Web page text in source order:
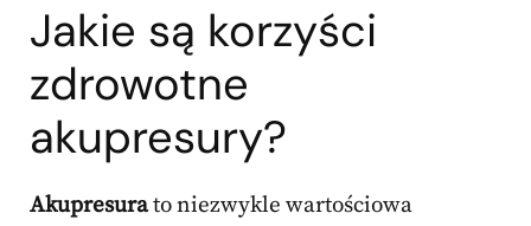
Jakie są korzyści
zdrowotne
akupresury?
Akupresurato niezwykle wartościowa